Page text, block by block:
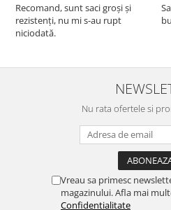
Recomand, sunt saci groși și
rezistenți, nu mi s-au rupt
niciodată.
Nu rata ofertele si
Vreau sa primesc
magazinului. Afla mai
Confidentialitate